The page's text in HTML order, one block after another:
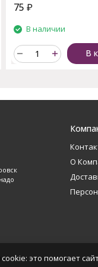
75 ₽
В наличии
В
О
это помогает